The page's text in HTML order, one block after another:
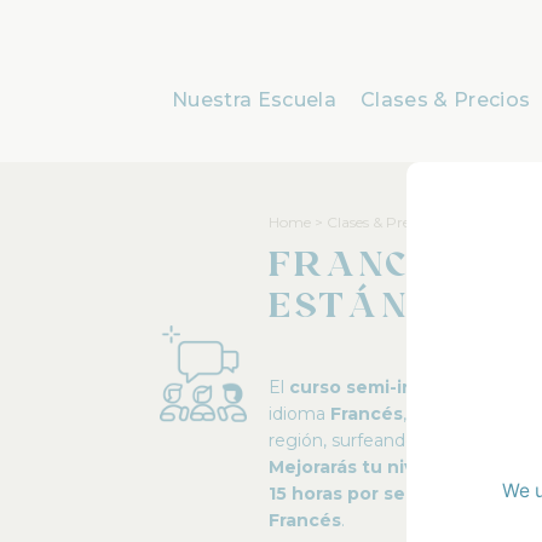
Nuestra Escuela Clases & Precios
Home Clases & Precios
Francés
Estándar
El curso semi-intensivo
idioma Francés, y además
región, surfeando o
Mejorarás tu nivel de
15 horas por semana
.
Francés.
We